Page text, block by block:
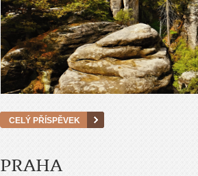
CELÝ PŘÍSPĚVEK
PRAHA